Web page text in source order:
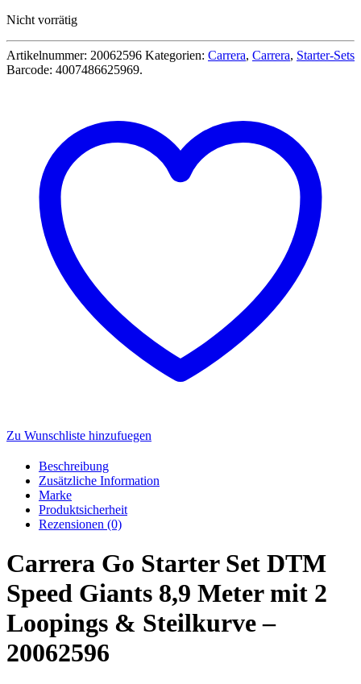
war:
Nicht vorrätig
Artikelnummer: 20062596 Kategorien: Carrera, Carrera, Starter-Sets
Barcode: 4007486625969.
Zu Wunschliste hinzufuegen
Beschreibung
Zusätzliche Information
Marke
Produktsicherheit
Rezensionen (0)
Carrera Go Starter Set DTM
Speed Giants 8,9 Meter mit 2
Loopings & Steilkurve –
20062596